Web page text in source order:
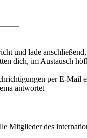
und lade
dich, im Austausch
per E-Mail
antwortet
Mitglieder des